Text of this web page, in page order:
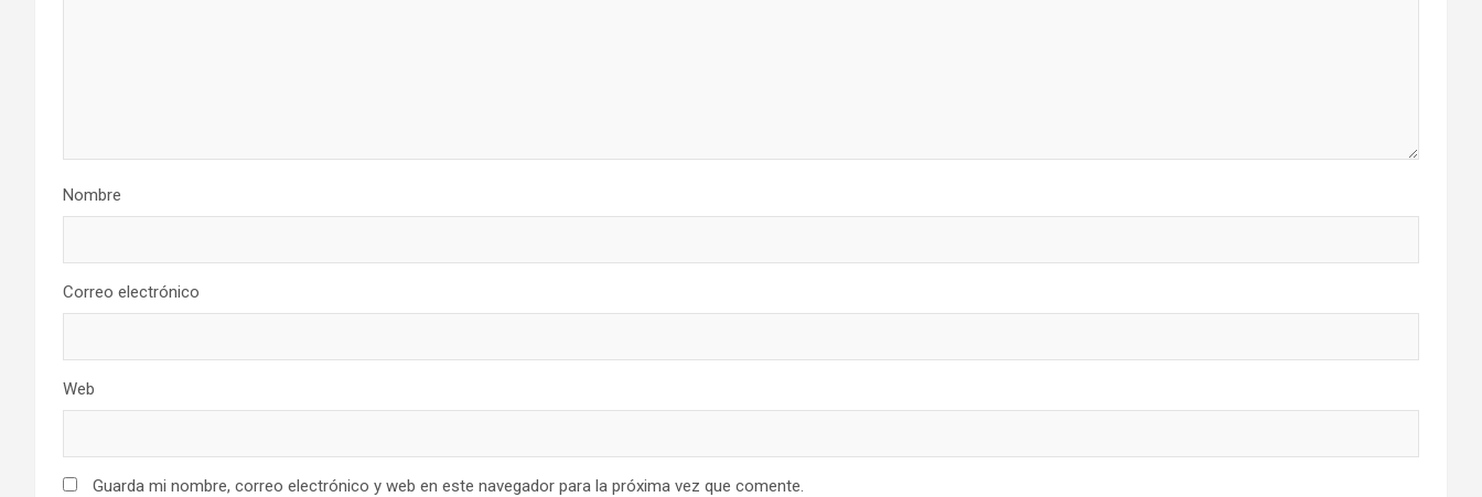
Nombre
Correo electrónico
Web
Guarda mi nombre, correo electrónico y web en este navegador para la próxima vez que comente.